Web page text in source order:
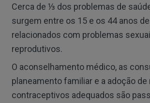
Cerca de ⅓ dos problemas de
surgem entre os 15 e os 44 anos
relacionados com problemas
reprodutivos.
O aconselhamento médico, as
planeamento familiar e a adoção
contraceptivos adequados são